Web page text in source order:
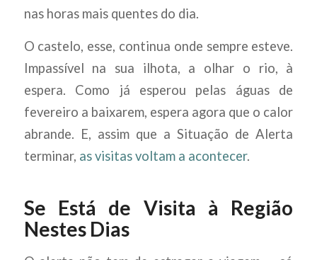
nas horas mais quentes do dia.
O castelo, esse, continua onde sempre esteve.
Impassível na sua ilhota, a olhar o rio, à
espera. Como já esperou pelas águas de
fevereiro a baixarem, espera agora que o calor
abrande. E, assim que a Situação de Alerta
terminar, as visitas voltam a acontecer.
Se Está de Visita à Região
Nestes Dias